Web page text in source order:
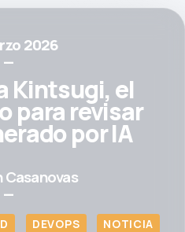
2026
—
Kintsugi, el
para revisar
por IA
Casanovas
—
DEVOPS NOTICIA